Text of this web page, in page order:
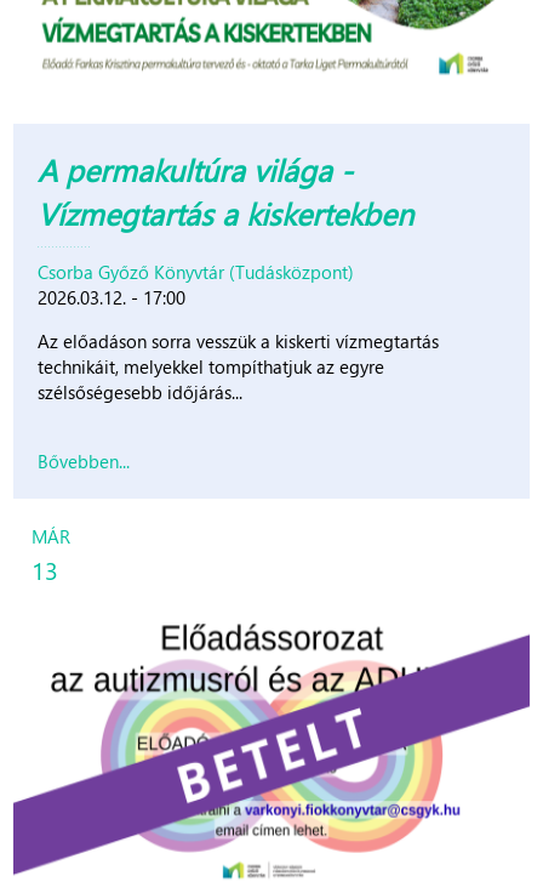
A permakultúra világa -
Vízmegtartás a kiskertekben
Csorba Győző Könyvtár (Tudásközpont)
2026.03.12. - 17:00
Az előadáson sorra vesszük a kiskerti vízmegtartás
technikáit, melyekkel tompíthatjuk az egyre
szélsőségesebb időjárás...
Bővebben...
MÁR
13